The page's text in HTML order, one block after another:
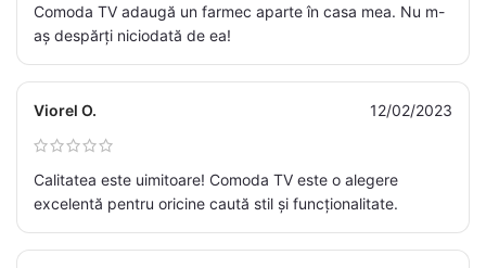
Comoda TV adaugă un farmec aparte în casa mea. Nu m-
aș despărți niciodată de ea!
Viorel O. 12/02/2023
Calitatea este uimitoare! Comoda TV este o alegere
excelentă pentru oricine caută stil și funcționalitate.